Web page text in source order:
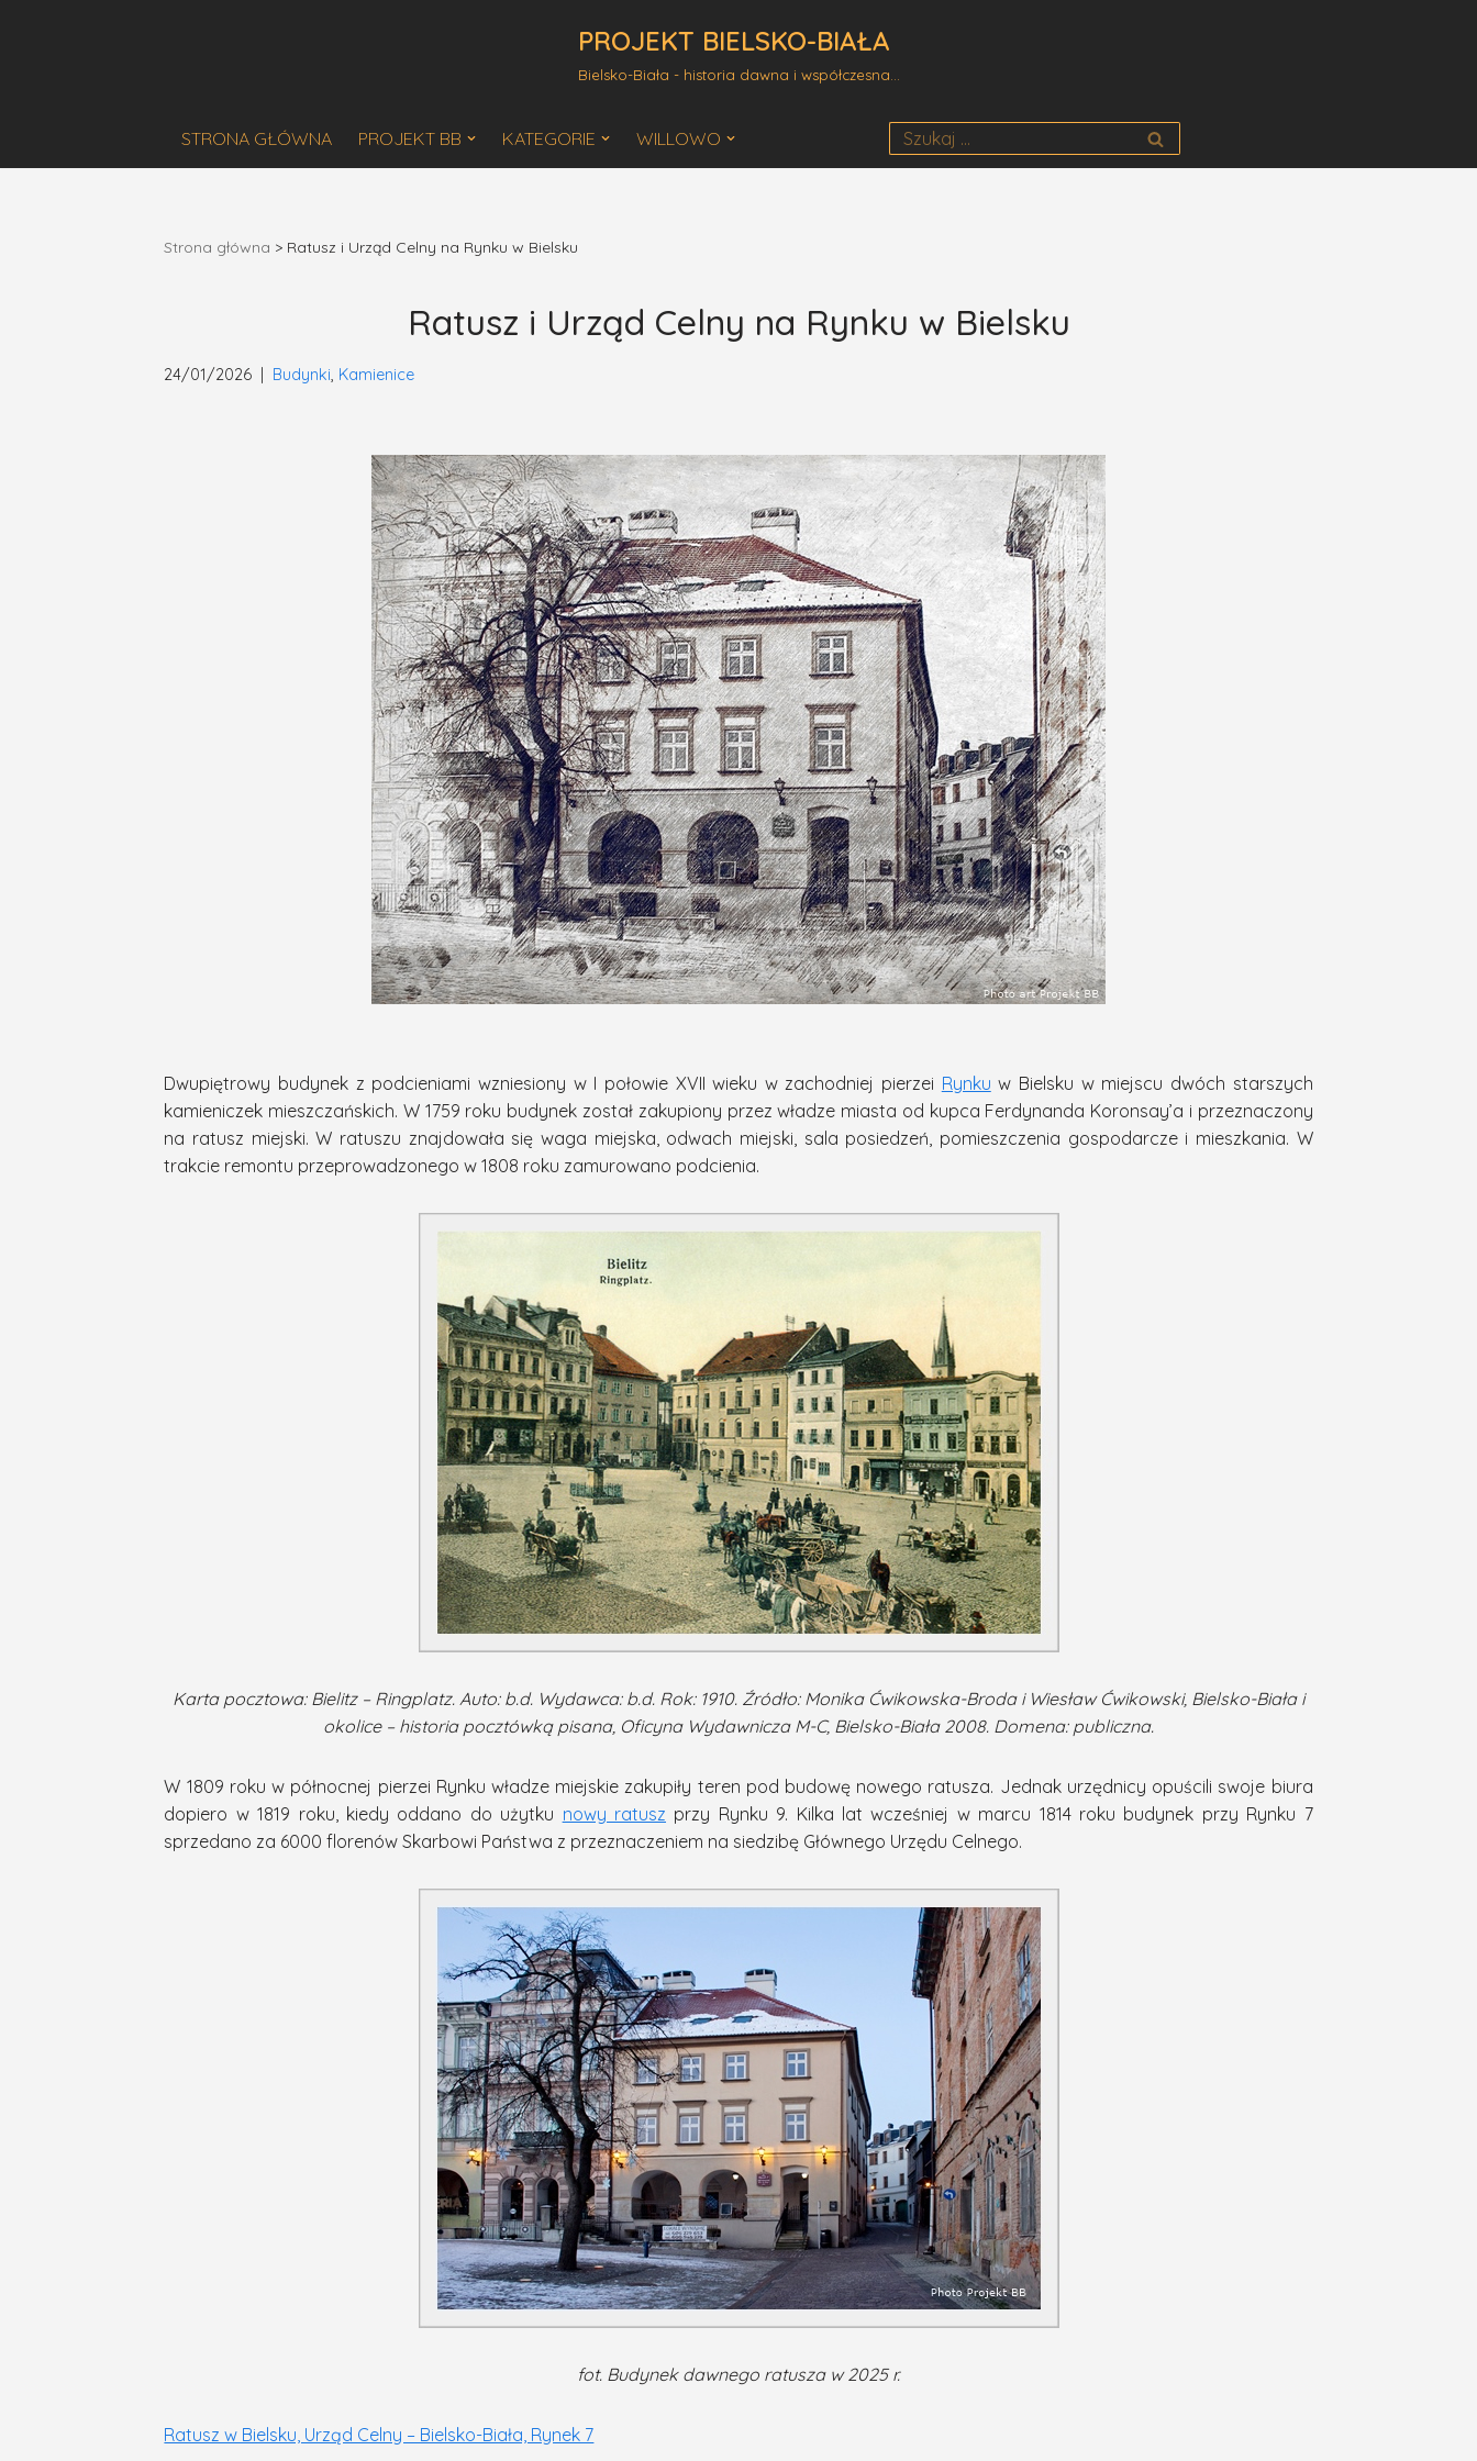
PROJEKT BIELSKO-BIAŁA
Bielsko-Biała - historia dawna i współczesna...
STRONA GŁÓWNA PROJEKT BB KATEGORIE WILLOWO
Strona główna > Ratusz i Urząd Celny na Rynku w Bielsku
Ratusz i Urząd Celny na Rynku w Bielsku
24/01/2026 Budynki, Kamienice
Dwupiętrowy budynek z podcieniami wzniesiony w I połowie XVII wieku w zachodniej pierzei Rynku w Bielsku w miejscu dwóch starszych
kamieniczek mieszczańskich. W 1759 roku budynek został zakupiony przez władze miasta od kupca Ferdynanda Koronsay’a i przeznaczony
na ratusz miejski. W ratuszu znajdowała się waga miejska, odwach miejski, sala posiedzeń, pomieszczenia gospodarcze i mieszkania. W
trakcie remontu przeprowadzonego w 1808 roku zamurowano podcienia.
Karta pocztowa: Bielitz – Ringplatz. Auto: b.d. Wydawca: b.d. Rok: 1910. Źródło: Monika Ćwikowska-Broda i Wiesław Ćwikowski, Bielsko-Biała i
okolice – historia pocztówką pisana, Oficyna Wydawnicza M-C, Bielsko-Biała 2008. Domena: publiczna.
W 1809 roku w północnej pierzei Rynku władze miejskie zakupiły teren pod budowę nowego ratusza. Jednak urzędnicy opuścili swoje biura
dopiero w 1819 roku, kiedy oddano do użytku nowy ratusz przy Rynku 9. Kilka lat wcześniej w marcu 1814 roku budynek przy Rynku 7
sprzedano za 6000 florenów Skarbowi Państwa z przeznaczeniem na siedzibę Głównego Urzędu Celnego.
fot. Budynek dawnego ratusza w 2025 r.
Ratusz w Bielsku, Urząd Celny – Bielsko-Biała, Rynek 7